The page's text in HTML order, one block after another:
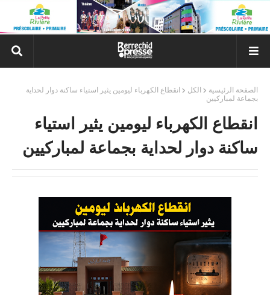
الصفحة الرئيسية الكل
انقطاع الكهرباء ليومين يثير استياء ساكنة دوار لحداية
بجماعة لمباركيين
انقطاع الكهرباء ليومين يثير استياء
ساكنة دوار لحداية بجماعة لمباركيين